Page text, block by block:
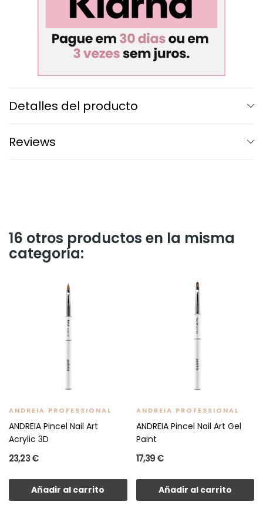
Detalles del producto
Reviews
16 otros productos en la misma
categoría:
ANDREIA PROFESSIONAL
ANDREIA Pincel Nail Art
Acrylic 3D
23,23 €
Añadir al carrito
ANDREIA PROFESSIONAL
ANDREIA Pincel Nail Art Gel
Paint
17,39 €
Añadir al carrito